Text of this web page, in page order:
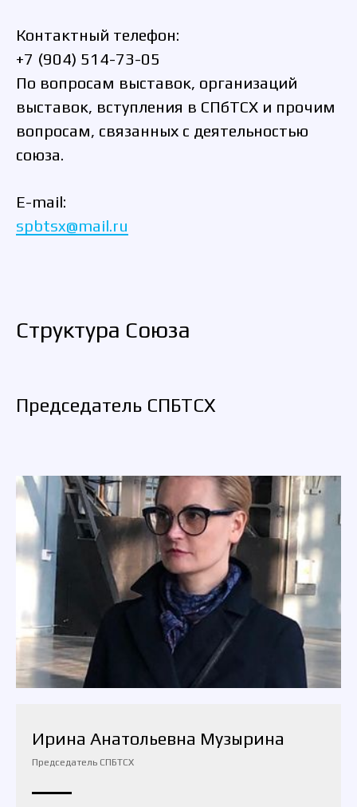
Контактный телефон:
+7 (904) 514-73-05
По вопросам выставок, организаций
выставок, вступления в СПбТСХ и прочим
вопросам, связанных с деятельностью
союза.
E-mail:
spbtsx@mail.ru
Структура Союза
Председатель СПБТСХ
Ирина Анатольевна Музырина
Председатель СПБТСХ